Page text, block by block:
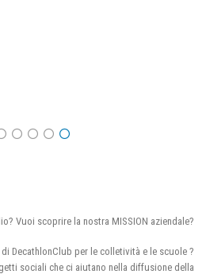
Vuoi scoprire la nostra MISSION aziendale?
DecathlonClub per le colletività e le scuole ?
sociali che ci aiutano nella diffusione della